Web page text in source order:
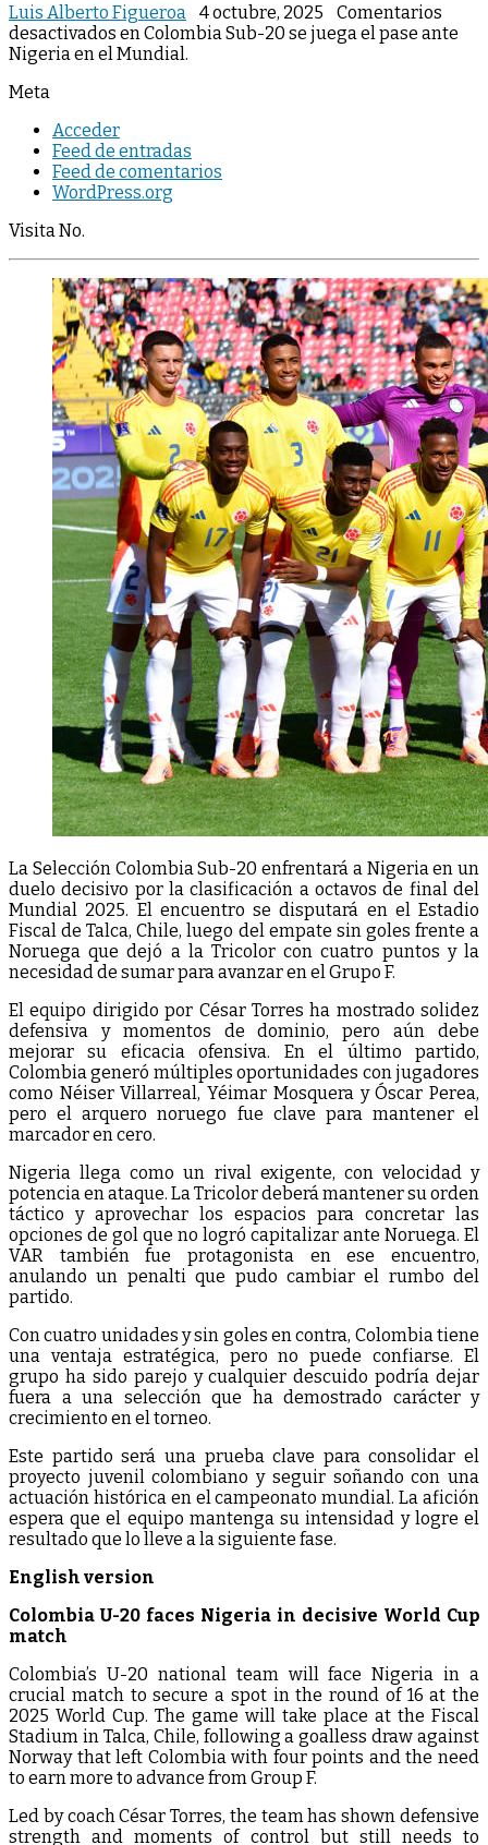
Luis Alberto Figueroa 4 octubre, 2025
Comentarios
desactivados en Colombia Sub-20 se juega el pase ante
Nigeria en el Mundial.
Meta
Acceder
Feed de entradas
Feed de comentarios
WordPress.org
Visita No.
La Selección Colombia Sub-20 enfrentará a Nigeria en un
duelo decisivo por la clasificación a octavos de final del
Mundial 2025. El encuentro se disputará en el Estadio
Fiscal de Talca, Chile, luego del empate sin goles frente a
Noruega que dejó a la Tricolor con cuatro puntos y la
necesidad de sumar para avanzar en el Grupo F.
El equipo dirigido por César Torres ha mostrado solidez
defensiva y momentos de dominio, pero aún debe
mejorar su eficacia ofensiva. En el último partido,
Colombia generó múltiples oportunidades con jugadores
como Néiser Villarreal, Yéimar Mosquera y Óscar Perea,
pero el arquero noruego fue clave para mantener el
marcador en cero.
Nigeria llega como un rival exigente, con velocidad y
potencia en ataque. La Tricolor deberá mantener su orden
táctico y aprovechar los espacios para concretar las
opciones de gol que no logró capitalizar ante Noruega. El
VAR también fue protagonista en ese encuentro,
anulando un penalti que pudo cambiar el rumbo del
partido.
Con cuatro unidades y sin goles en contra, Colombia tiene
una ventaja estratégica, pero no puede confiarse. El
grupo ha sido parejo y cualquier descuido podría dejar
fuera a una selección que ha demostrado carácter y
crecimiento en el torneo.
Este partido será una prueba clave para consolidar el
proyecto juvenil colombiano y seguir soñando con una
actuación histórica en el campeonato mundial. La afición
espera que el equipo mantenga su intensidad y logre el
resultado que lo lleve a la siguiente fase.
English version
Colombia U-20 faces Nigeria in decisive World Cup
match
Colombia’s U-20 national team will face Nigeria in a
crucial match to secure a spot in the round of 16 at the
2025 World Cup. The game will take place at the Fiscal
Stadium in Talca, Chile, following a goalless draw against
Norway that left Colombia with four points and the need
to earn more to advance from Group F.
Led by coach César Torres, the team has shown defensive
strength and moments of control but still needs to